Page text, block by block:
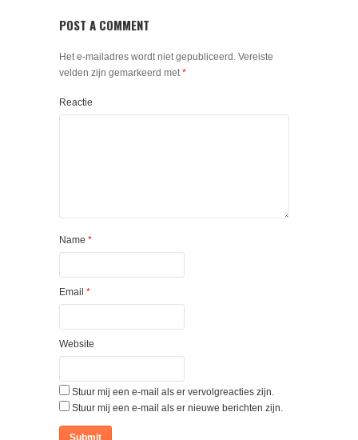
POST A COMMENT
Het e-mailadres wordt niet gepubliceerd. Vereiste
velden zijn gemarkeerd met*
Reactie
Name *
Email *
Website
Stuur mij een e-mail als er vervolgreacties zijn.
Stuur mij een e-mail als er nieuwe berichten zijn.